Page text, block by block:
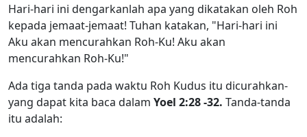
Hari-hari ini dengarkanlah apa yang dikatakan oleh Roh
kepada jemaat-jemaat! Tuhan katakan, "Hari-hari ini
Aku akan mencurahkan Roh-Ku! Aku akan
mencurahkan Roh-Ku!"
Ada tiga tanda pada waktu Roh Kudus itu dicurahkan-
yang dapat kita baca dalam Yoel 2:28 -32. Tanda-tanda
itu adalah: